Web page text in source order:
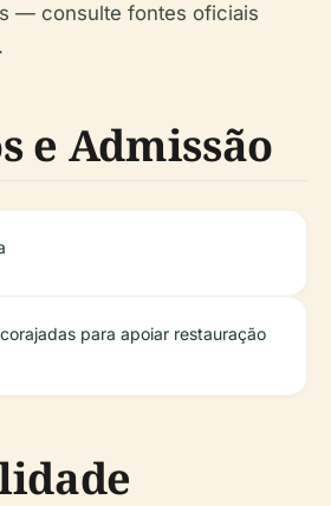
— consulte fontes oficiais
e Admissão
para apoiar restauração